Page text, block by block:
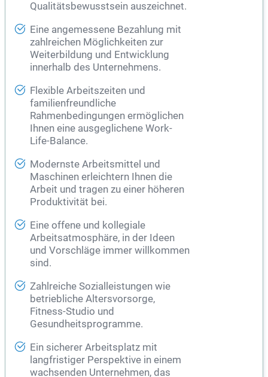
Qualitätsbewusstsein auszeichnet.
Eine angemessene Bezahlung mit
zahlreichen Möglichkeiten zur
Weiterbildung und Entwicklung
innerhalb des Unternehmens.
Flexible Arbeitszeiten und
familienfreundliche
Rahmenbedingungen ermöglichen
Ihnen eine ausgeglichene Work-
Life-Balance.
Modernste Arbeitsmittel und
Maschinen erleichtern Ihnen die
Arbeit und tragen zu einer höheren
Produktivität bei.
Eine offene und kollegiale
Arbeitsatmosphäre, in der Ideen
und Vorschläge immer willkommen
sind.
Zahlreiche Sozialleistungen wie
betriebliche Altersvorsorge,
Fitness-Studio und
Gesundheitsprogramme.
Ein sicherer Arbeitsplatz mit
langfristiger Perspektive in einem
wachsenden Unternehmen, das